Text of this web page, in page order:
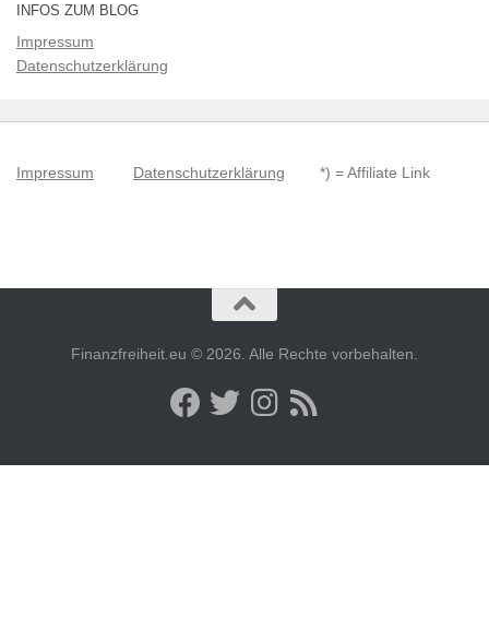
INFOS ZUM BLOG
Impressum
Datenschutzerklärung
Impressum Datenschutzerklärung *) = Affiliate Link
Finanzfreiheit.eu © 2026. Alle Rechte vorbehalten.